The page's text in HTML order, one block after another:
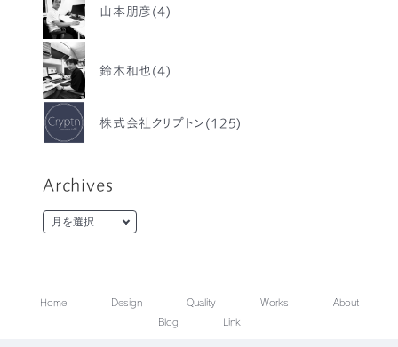
山本朋彦(4)
鈴木和也(4)
株式会社クリプトン(125)
Archives
Home Design Quality Works
About
Blog
Link